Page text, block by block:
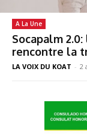
A La Une
Socapalm
rencontre la
LA VOIX DU KOAT - 2